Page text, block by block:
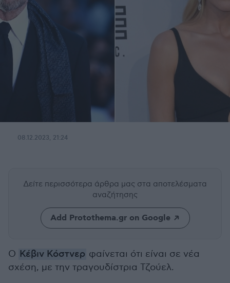
08.12.2023, 21:24
Δείτε περισσότερα άρθρα μας στα αποτελέσματα
αναζήτησης
Add Protothema.gr on Google
Ο Κέβιν Κόστνερ φαίνεται ότι είναι σε νέα
σχέση, με την τραγουδίστρια Τζούελ.